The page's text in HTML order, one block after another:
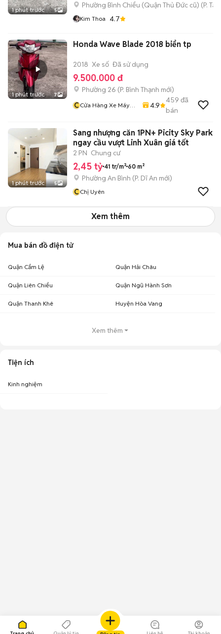
1 phút trước 5
Phường Bình Chiểu (Quận Thủ Đức cũ) (P.
Kim Thoa 4.7
1 phút trước 7
Honda Wave Blade 2018 biển tp
2018 Xe số Đã sử dụng
9.500.000 đ
Phường 26 (P. Bình Thạnh mới)
CCửa Hàng Xe Máy
4.9
459 đã
bán
1 phút trước 5
Sang nhượng căn 1PN+ Picity Sky Park
ngay cầu vượt Linh Xuân giá tốt
2 PN Chung cư
2,45 tỷ 41 tr/m² 60 m²
Phường An Bình (P. Dĩ An mới)
CChị Uyên
Xem thêm
Mua bán đồ điện tử
Quận Cẩm Lệ Quận Hải Châu
Quận Liên Chiểu Quận Ngũ Hành Sơn
Quận Thanh Khê Huyện Hòa Vang
Xem thêm
Tiện ích
Kinh nghiệm